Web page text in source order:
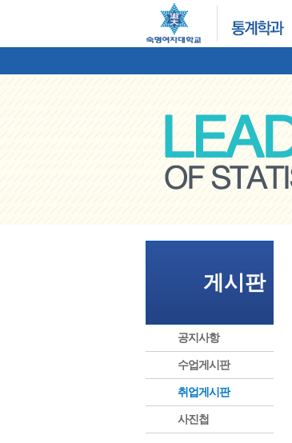
게시판
공지사항
수업게시판
취업게시판
사진첩